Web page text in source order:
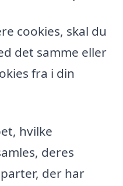
cookies, skal du
det samme eller
fra i din
hvilke
deres
der har